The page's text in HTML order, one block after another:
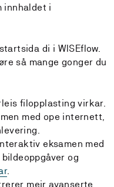
innhaldet i
di i WISEflow.
så mange gonger du
filopplasting virkar.
med ope internett,
eksamen med
og
.
meir avanserte